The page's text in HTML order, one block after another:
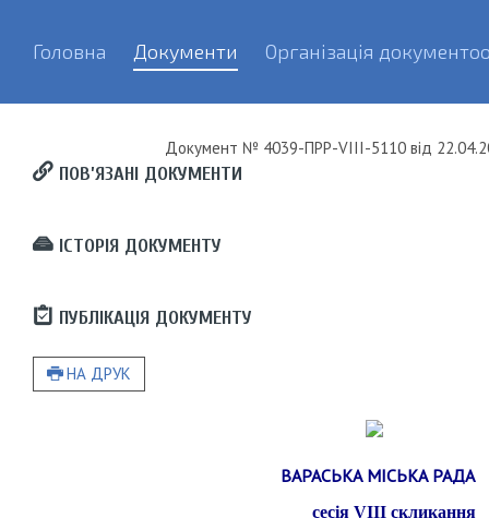
Головна Документи Організація
Документ № 4039-ПРР-VIII-5110від
ПОВ’ЯЗАНІ ДОКУМЕНТИ
ІСТОРІЯ ДОКУМЕНТУ
ПУБЛІКАЦІЯ ДОКУМЕНТУ
НА ДРУК
ВАРАСЬКА МІСЬКА РАДА
сесія VIII скликання